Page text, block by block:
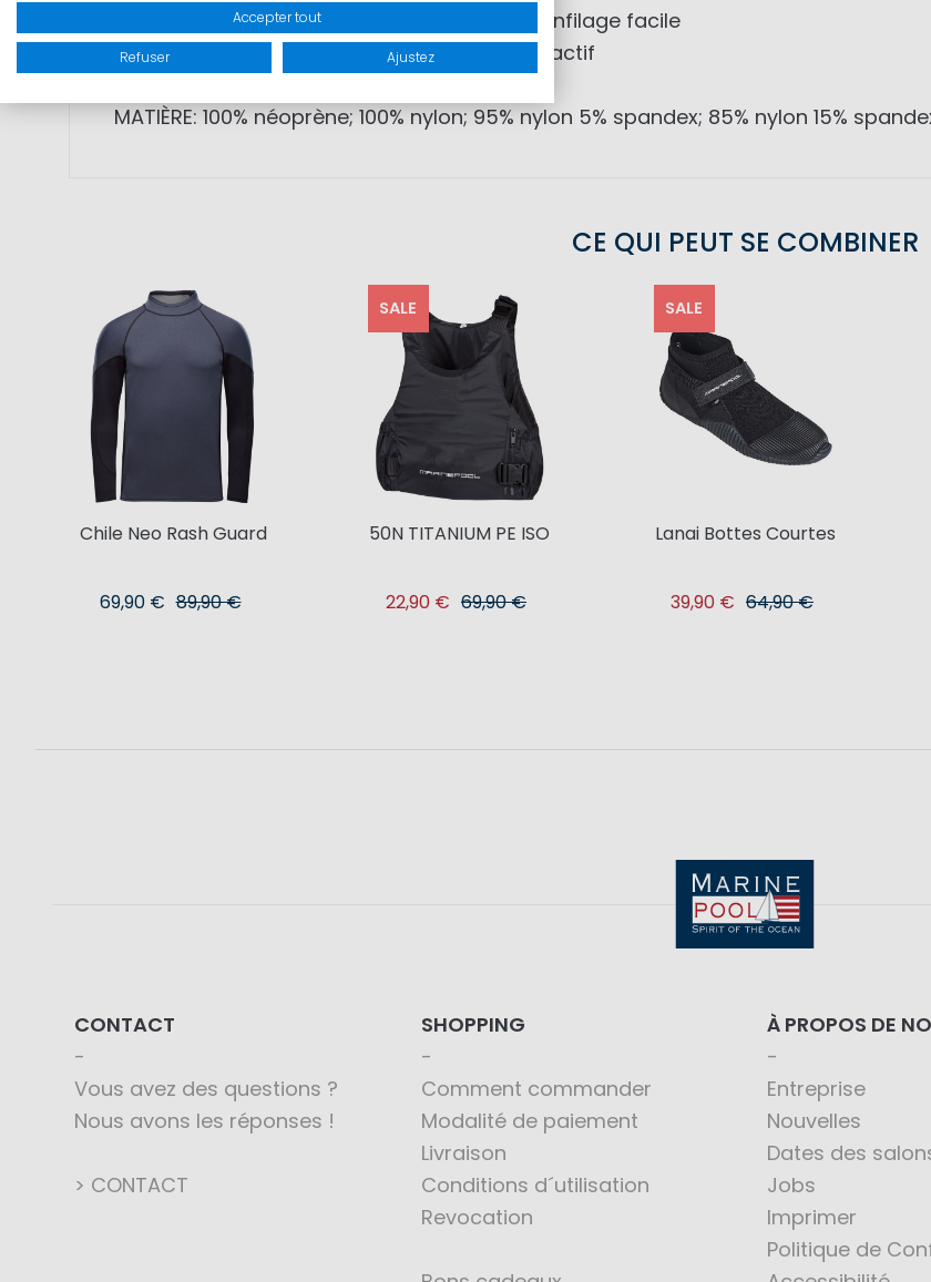
• ouverture innovante aux épaules pour un enfilage facile
• grande liberté de mouvement pour usage actif
MATIÈRE: 100% néoprène; 100% nylon; 95% nylon 5% spandex; 85% nylon 15%
CE QUI PEUT SE COMBINER
Chile Neo Rash Guard
69,90 € 89,90 €
SALE
50N TITANIUM PE ISO
22,90 € 69,90 €
SALE
Lanai Bottes Courtes
39,90 € 64,90 €
CONTACT
Vous avez des questions ?
Nous avons les réponses !
> CONTACT
SHOPPING
Comment commander
Modalité de paiement
Livraison
Conditions d´utilisation
Revocation
À PROPOS DE
Entreprise
Nouvelles
Dates des
Jobs
Imprimer
Politique de
Accepter tout
Refuser Ajustez